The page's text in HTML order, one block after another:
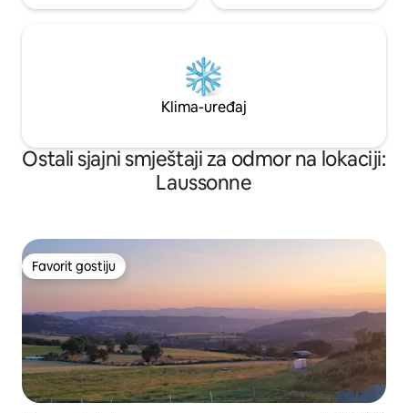
Klima-uređaj
Ostali sjajni smještaji za odmor na lokaciji:
Laussonne
Favorit gostiju
Favorit gostiju